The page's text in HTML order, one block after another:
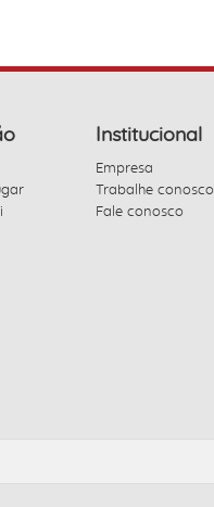
Institucional
Empresa
Trabalhe conosco
Fale conosco